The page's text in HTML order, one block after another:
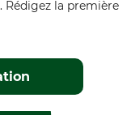
la première